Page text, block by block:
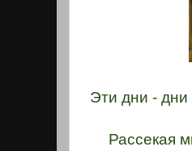
Эти дни -
Рассекая